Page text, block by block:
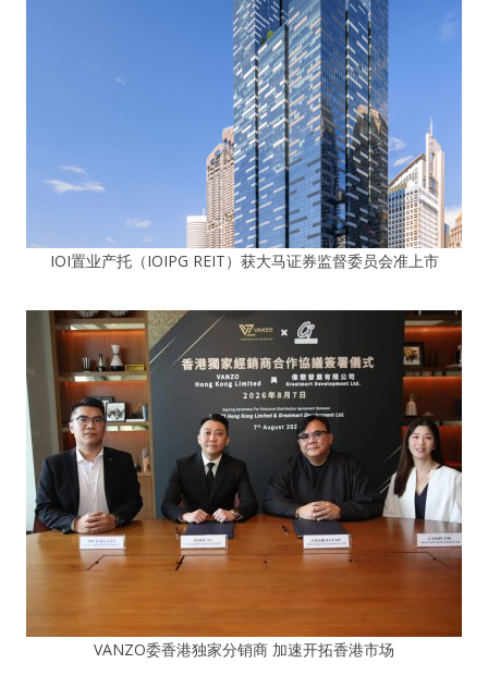
IOI置业产托（IOIPG REIT）获大马证券监督委员会准上市
VANZO委香港独家分销商 加速开拓香港市场